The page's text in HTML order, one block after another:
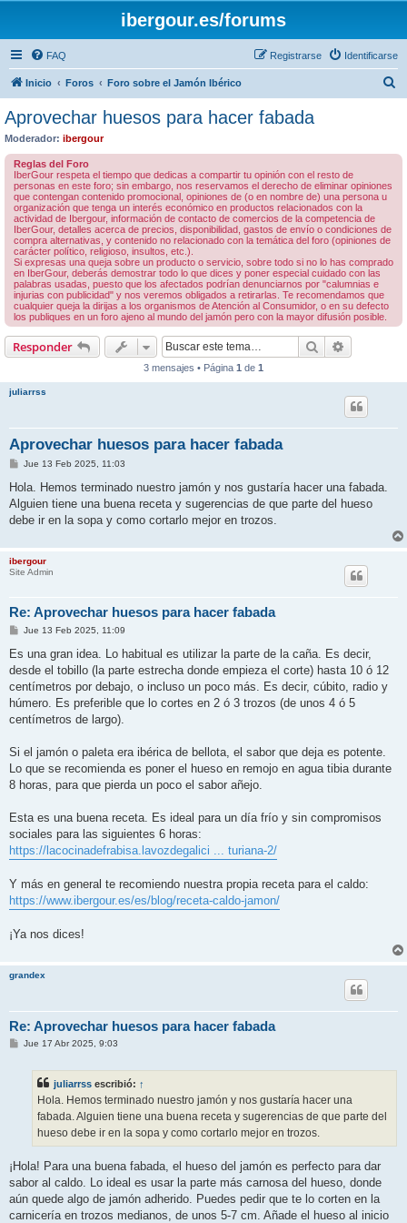
ibergour.es/forums
FAQ Identificarse
Registrarse
Inicio Foros Foro sobre el Jamón Ibérico
Aprovechar huesos para hacer fabada
Moderador: ibergour
Reglas del Foro
IberGour respeta el tiempo que dedicas a compartir tu opinión con el resto de
personas en este foro; sin embargo, nos reservamos el derecho de eliminar opiniones
que contengan contenido promocional, opiniones de (o en nombre de) una persona u
organización que tenga un interés económico en productos relacionados con la
actividad de Ibergour, información de contacto de comercios de la competencia de
IberGour, detalles acerca de precios, disponibilidad, gastos de envío o condiciones de
compra alternativas, y contenido no relacionado con la temática del foro (opiniones de
carácter político, religioso, insultos, etc.).
Si expresas una queja sobre un producto o servicio, sobre todo si no lo has comprado
en IberGour, deberás demostrar todo lo que dices y poner especial cuidado con las
palabras usadas, puesto que los afectados podrían denunciarnos por "calumnias e
injurias con publicidad" y nos veremos obligados a retirarlas. Te recomendamos que
cualquier queja la dirijas a los organismos de Atención al Consumidor, o en su defecto
los publiques en un foro ajeno al mundo del jamón pero con la mayor difusión posible.
Responder Buscar
3 mensajes • Página 1 de 1
juliarrss
Aprovechar huesos para hacer fabada
M
n
a
j
Jue 13 Feb 2025, 11:03
Hola. Hemos terminado nuestro jamón y nos gustaría hacer una fabada.
Alguien tiene una buena receta y sugerencias de que parte del hueso
debe ir en la sopa y como cortarlo mejor en trozos.
ibergour
Site Admin
Re: Aprovechar huesos para hacer fabada
M
n
a
j
Jue 13 Feb 2025, 11:09
Es una gran idea. Lo habitual es utilizar la parte de la caña. Es decir,
desde el tobillo (la parte estrecha donde empieza el corte) hasta 10 ó 12
centímetros por debajo, o incluso un poco más. Es decir, cúbito, radio y
húmero. Es preferible que lo cortes en 2 ó 3 trozos (de unos 4 ó 5
centímetros de largo).
Si el jamón o paleta era ibérica de bellota, el sabor que deja es potente.
Lo que se recomienda es poner el hueso en remojo en agua tibia durante
8 horas, para que pierda un poco el sabor añejo.
Esta es una buena receta. Es ideal para un día frío y sin compromisos
sociales para las siguientes 6 horas:
https://lacocinadefrabisa.lavozdegalici ... turiana-2/
Y más en general te recomiendo nuestra propia receta para el caldo:
https://www.ibergour.es/es/blog/receta-caldo-jamon/
¡Ya nos dices!
grandex
Re: Aprovechar huesos para hacer fabada
M
Jue 17 Abr 2025, 9:03
juliarrss escribió: ↑
Hola. Hemos terminado nuestro jamón y nos gustaría hacer una
fabada. Alguien tiene una buena receta y sugerencias de que parte del
hueso debe ir en la sopa y como cortarlo mejor en trozos.
¡Hola! Para una buena fabada, el hueso del jamón es perfecto para dar
sabor al caldo. Lo ideal es usar la parte más carnosa del hueso, donde
aún quede algo de jamón adherido. Puedes pedir que te lo corten en la
carnicería en trozos medianos, de unos 5-7 cm. Añade el hueso al inicio